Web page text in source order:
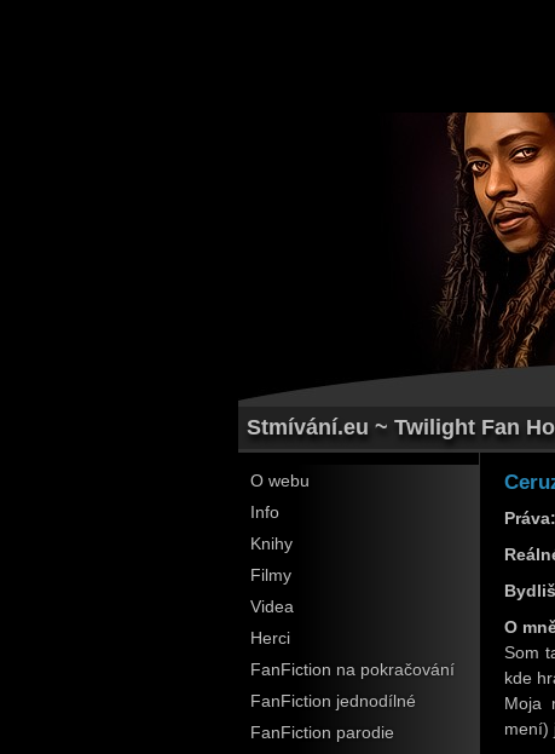
Stmívání.eu ~ Twilight Fan
O webu
Info
Knihy
Filmy
Videa
Herci
FanFiction na pokračování
FanFiction jednodílné
FanFiction parodie
Práva:
O
Som
kde
Moja
mení)